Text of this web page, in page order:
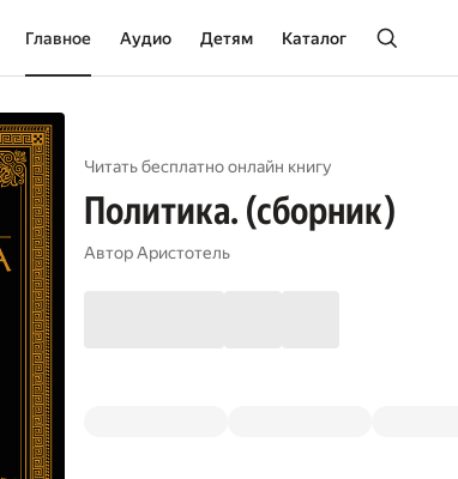
Главное Аудио Детям Каталог
Читать бесплатно онлайн книгу
Политика. (сборник)
АвторАристотель